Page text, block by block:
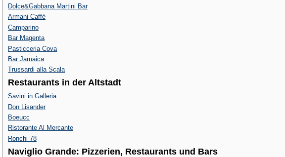
Dolce&Gabbana Martini Bar
Armani Caffè
Camparino
Bar Magenta
Pasticceria Cova
Bar Jamaica
Trussardi alla Scala
Restaurants in der Altstadt
Savini in Galleria
Don Lisander
Boeucc
Ristorante Al Mercante
Ronchi 78
Naviglio Grande: Pizzerien, Restaurants und Bars